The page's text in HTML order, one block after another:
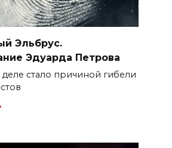
Эльбрус.
Эдуарда Петрова
стало причиной гибели